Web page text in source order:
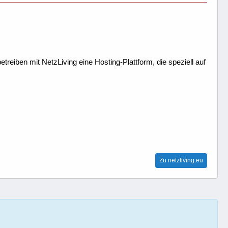
mit NetzLiving eine Hosting-Plattform, die speziell auf
Zu netzliving.eu